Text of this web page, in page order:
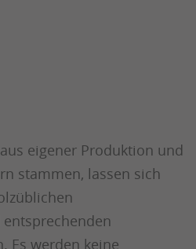
eigener Produktion und
stammen, lassen sich
Es werden keine